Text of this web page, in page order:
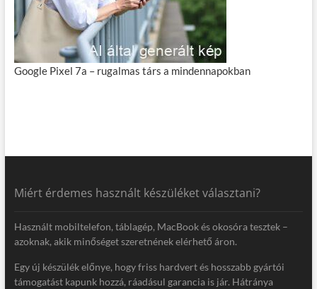
Google Pixel 7a – rugalmas társ a mindennapokban
Miért érdemes használt készüléket választani?
Használt mobiltelefon, táblagép, MacBook és okosóra tesztek –
azoknak, akik minőséget szeretnének elérhető áron.
Egy új készülék előnye, hogy friss hardvert és hosszabb gyártói
támogatást kapunk hozzá, ráadásul garancia is jár. Hátránya